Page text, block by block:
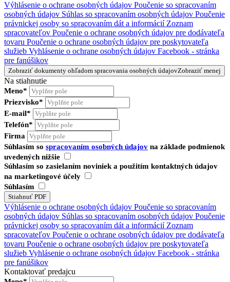
Výhlásenie o ochrane osobných údajov Poučenie so spracovaním
osobných údajov Súhlas so spracovaním osobných údajov Poučenie
právnickej osoby so spracovaním dát a informácií Zoznam
spracovateľov Poučenie o ochrane osobných údajov pre dodávateľa
tovaru Poučenie o ochrane osobných údajov pre poskytovateľa
služieb Vyhlásenie o ochrane osobných údajov Facebook - stránka
pre fanúšikov
Zobraziť dokumenty ohľadom spracovania osobných údajovZobraziť menej
Na stiahnutie
Meno*
Priezvisko*
E-mail*
Telefón*
Firma
Súhlasím so spracovaním osobných údajov na základe podmienok
uvedených nižšie
Súhlasím so zasielaním noviniek a použitím kontaktných údajov
na marketingové účely
Súhlasím
Výhlásenie o ochrane osobných údajov Poučenie so spracovaním
osobných údajov Súhlas so spracovaním osobných údajov Poučenie
právnickej osoby so spracovaním dát a informácií Zoznam
spracovateľov Poučenie o ochrane osobných údajov pre dodávateľa
tovaru Poučenie o ochrane osobných údajov pre poskytovateľa
služieb Vyhlásenie o ochrane osobných údajov Facebook - stránka
pre fanúšikov
Kontaktovať predajcu